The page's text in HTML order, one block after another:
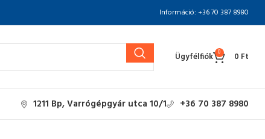
Információ: +36 70 387 8980
Ügyfélfiók 0 0 Ft
1211 Bp, Varrógépgyár utca 10/1 +36 70 387 8980